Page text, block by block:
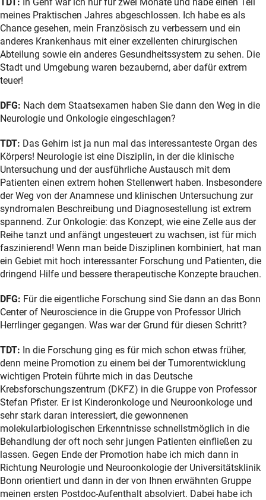
meines Praktischen Jahres abgeschlossen. Ich habe es als
Chance gesehen, mein Französisch zu verbessern und ein
anderes Krankenhaus mit einer exzellenten chirurgischen
Abteilung sowie ein anderes Gesundheitssystem zu sehen. Die
Stadt und Umgebung waren bezaubernd, aber dafür extrem
teuer!
DFG: Nach dem Staatsexamen haben Sie dann den Weg in die
Neurologie und Onkologie eingeschlagen?
TDT: Das Gehirn ist ja nun mal das interessanteste Organ des
Körpers! Neurologie ist eine Disziplin, in der die klinische
Untersuchung und der ausführliche Austausch mit dem
Patienten einen extrem hohen Stellenwert haben. Insbesondere
der Weg von der Anamnese und klinischen Untersuchung zur
syndromalen Beschreibung und Diagnosestellung ist extrem
spannend. Zur Onkologie: das Konzept, wie eine Zelle aus der
Reihe tanzt und anfängt ungesteuert zu wachsen, ist für mich
faszinierend! Wenn man beide Disziplinen kombiniert, hat man
ein Gebiet mit hoch interessanter Forschung und Patienten, die
dringend Hilfe und bessere therapeutische Konzepte brauchen.
DFG: Für die eigentliche Forschung sind Sie dann an das Bonn
Center of Neuroscience in die Gruppe von Professor Ulrich
Herrlinger gegangen. Was war der Grund für diesen Schritt?
TDT: In die Forschung ging es für mich schon etwas früher,
denn meine Promotion zu einem bei der Tumorentwicklung
wichtigen Protein führte mich in das Deutsche
Krebsforschungszentrum (DKFZ) in die Gruppe von Professor
Stefan Pfister. Er ist Kinderonkologe und Neuroonkologe und
sehr stark daran interessiert, die gewonnenen
molekularbiologischen Erkenntnisse schnellstmöglich in die
Behandlung der oft noch sehr jungen Patienten einfließen zu
lassen. Gegen Ende der Promotion habe ich mich dann in
Richtung Neurologie und Neuroonkologie der Universitätsklinik
Bonn orientiert und dann in der von Ihnen erwähnten Gruppe
meinen ersten Postdoc-Aufenthalt absolviert. Dabei habe ich